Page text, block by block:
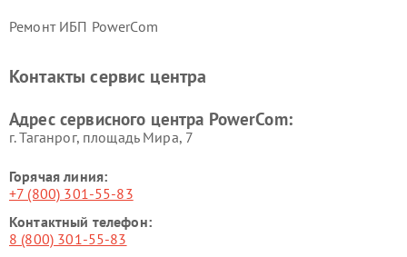
Ремонт ИБП PowerCom
Контакты сервис центра
Адрес сервисного центра PowerCom:
г. Таганрог, площадь Мира, 7
Горячая линия:
+7 (800) 301-55-83
Контактный телефон:
8 (800) 301-55-83